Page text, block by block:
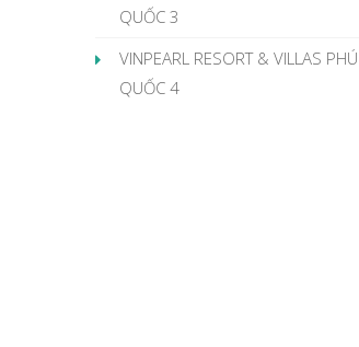
QUỐC 3
VINPEARL RESORT & VILLAS PHÚ
QUỐC 4